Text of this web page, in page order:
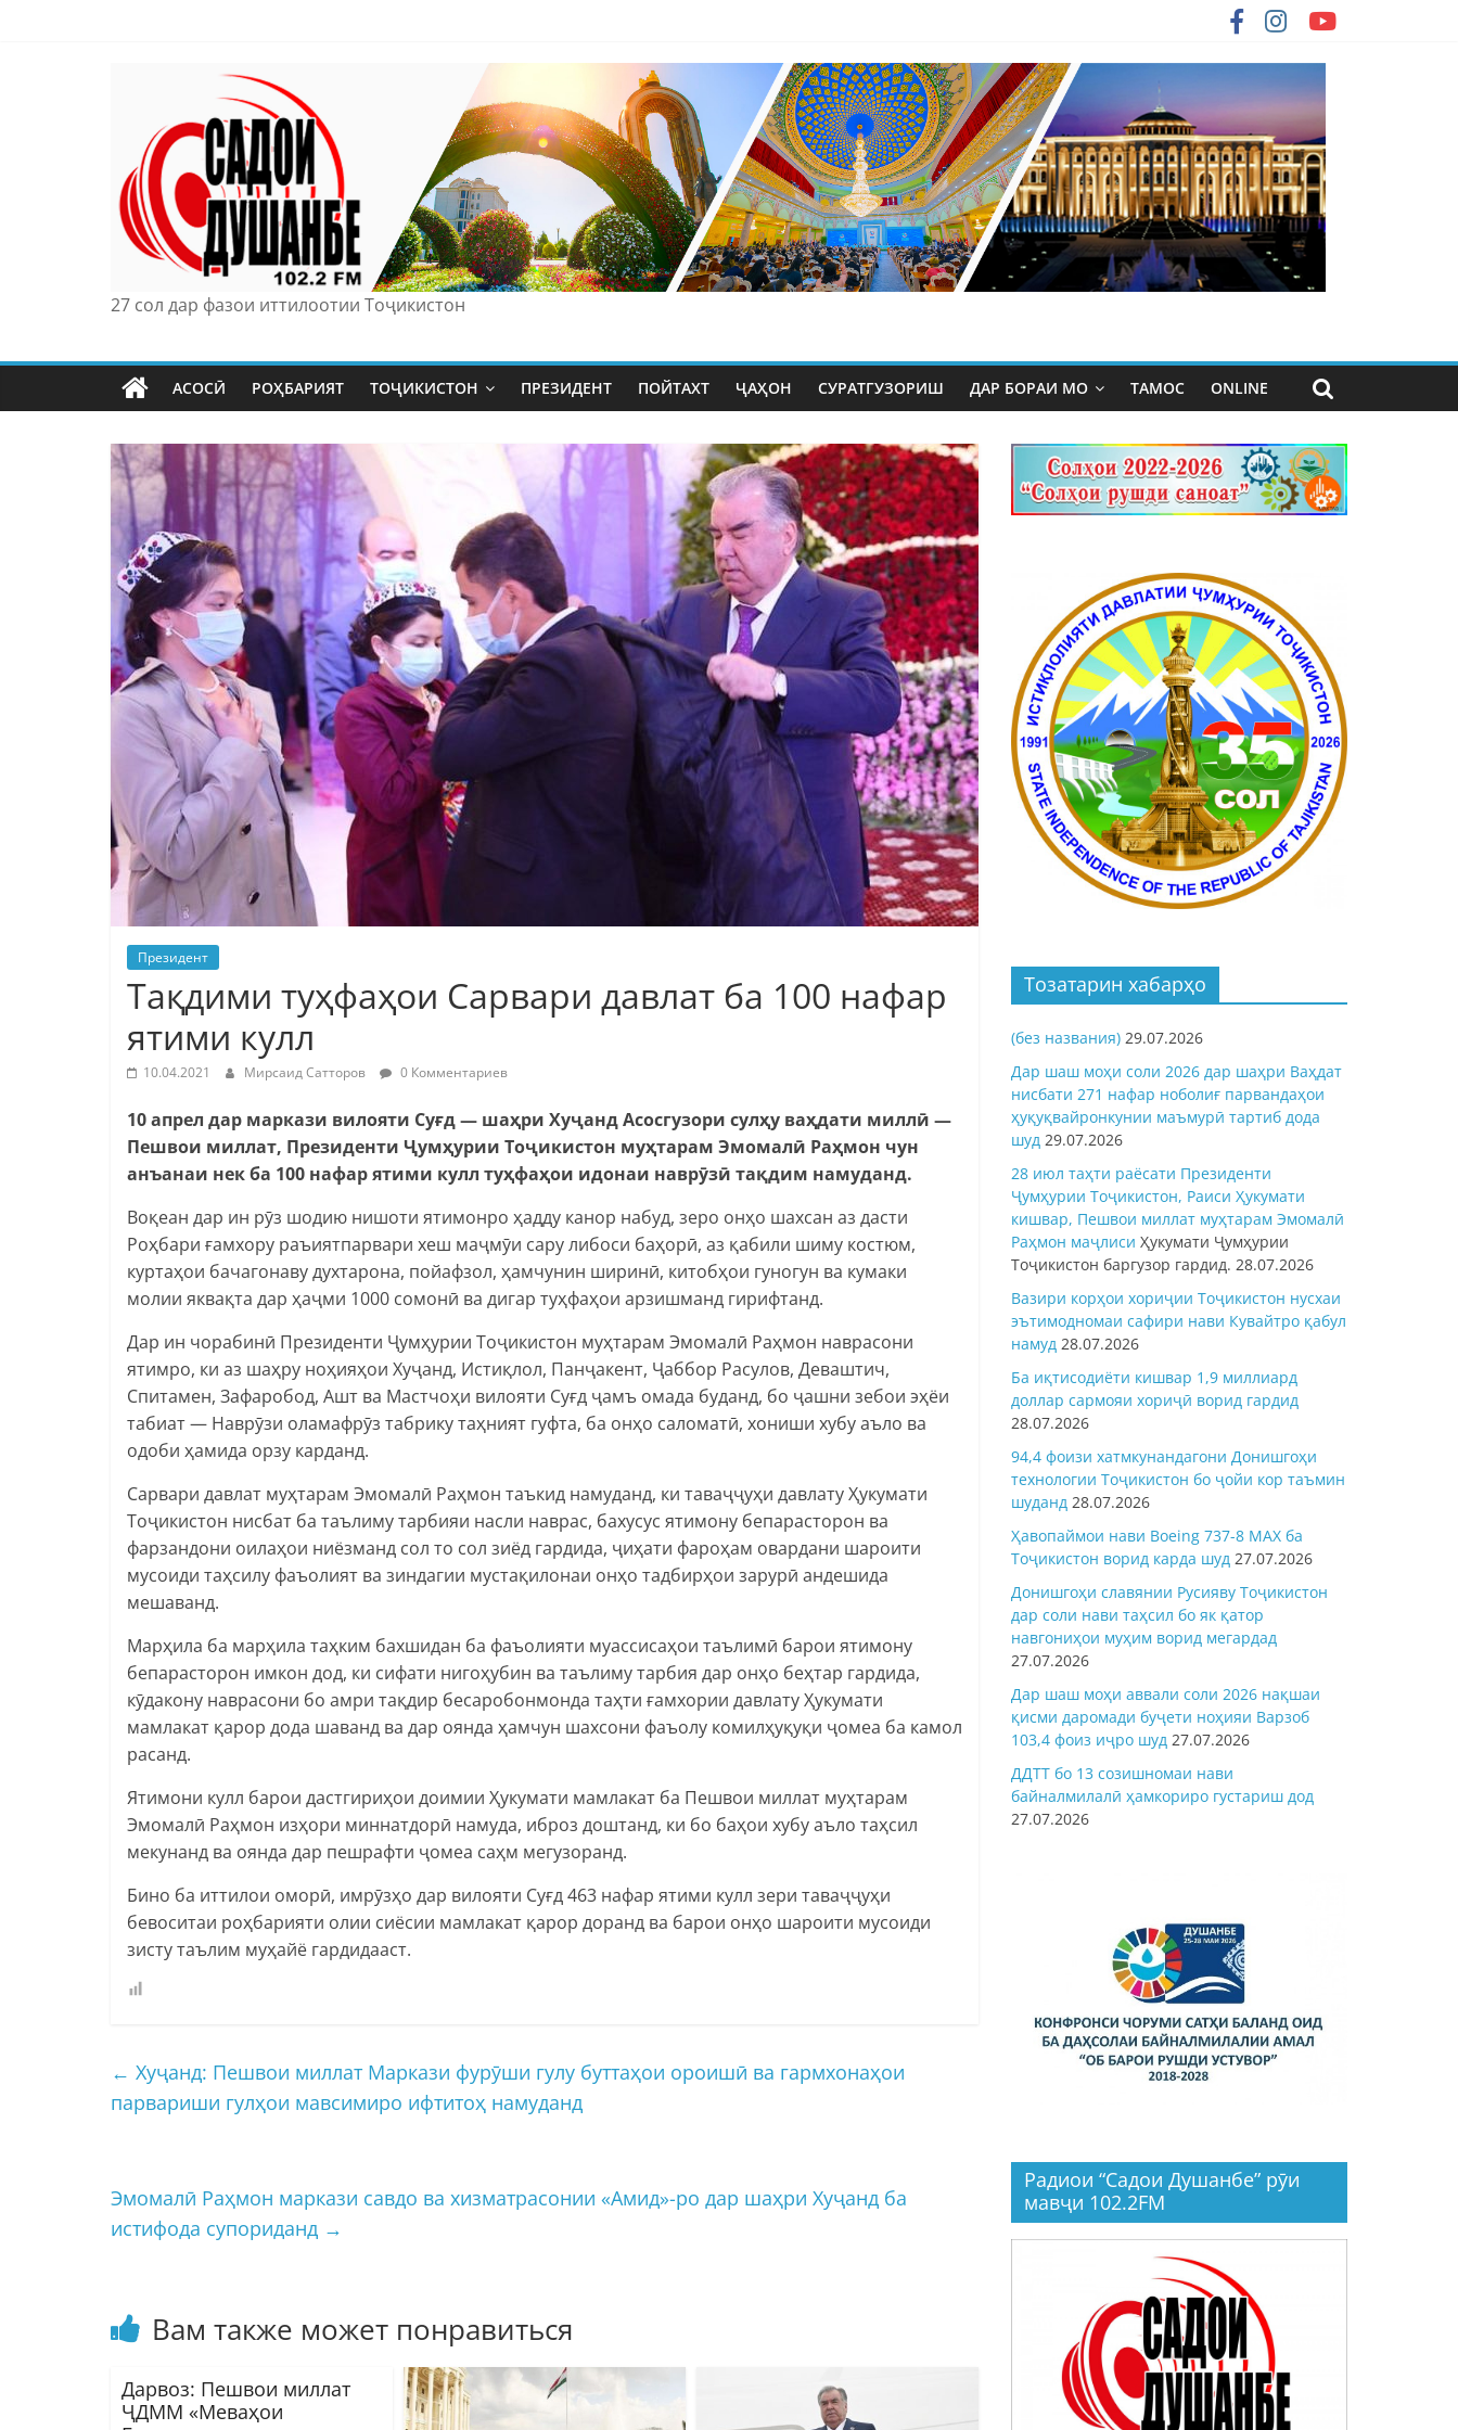
27 сол дар фазои иттилоотии Тоҷикистон
АСОСӢ РОҲБАРИЯТ ТОҶИКИСТОН ПРЕЗИДЕНТ ПОЙТАХТ ҶАҲОН СУРАТГУЗОРИШ ДАР БОРАИ МО ТАМОС ONLINE
Президент
Тақдими туҳфаҳои Сарвари давлат ба 100 нафар
ятими кулл
10.04.2021 Мирсаид Сатторов 0 Комментариев
10 апрел дар маркази вилояти Суғд — шаҳри Хуҷанд Асосгузори сулҳу ваҳдати миллӣ —
Пешвои миллат, Президенти Ҷумҳурии Тоҷикистон муҳтарам Эмомалӣ Раҳмон чун
анъанаи нек ба 100 нафар ятими кулл туҳфаҳои идонаи наврӯзӣ тақдим намуданд.
Воқеан дар ин рӯз шодию нишоти ятимонро ҳадду канор набуд, зеро онҳо шахсан аз дасти
Роҳбари ғамхору раъиятпарвари хеш маҷмӯи сару либоси баҳорӣ, аз қабили шиму костюм,
куртаҳои бачагонаву духтарона, пойафзол, ҳамчунин ширинӣ, китобҳои гуногун ва кумаки
молии яквақта дар ҳаҷми 1000 сомонӣ ва дигар туҳфаҳои арзишманд гирифтанд.
Дар ин чорабинӣ Президенти Ҷумҳурии Тоҷикистон муҳтарам Эмомалӣ Раҳмон наврасони
ятимро, ки аз шаҳру ноҳияҳои Хуҷанд, Истиқлол, Панҷакент, Ҷаббор Расулов, Деваштич,
Спитамен, Зафаробод, Ашт ва Мастчоҳи вилояти Суғд ҷамъ омада буданд, бо ҷашни зебои эҳёи
табиат — Наврӯзи оламафрӯз табрику таҳният гуфта, ба онҳо саломатӣ, хониши хубу аъло ва
одоби ҳамида орзу карданд.
Сарвари давлат муҳтарам Эмомалӣ Раҳмон таъкид намуданд, ки таваҷҷуҳи давлату Ҳукумати
Тоҷикистон нисбат ба таълиму тарбияи насли наврас, бахусус ятимону бепарасторон ва
фарзандони оилаҳои ниёзманд сол то сол зиёд гардида, ҷиҳати фароҳам овардани шароити
мусоиди таҳсилу фаъолият ва зиндагии мустақилонаи онҳо тадбирҳои зарурӣ андешида
мешаванд.
Марҳила ба марҳила таҳким бахшидан ба фаъолияти муассисаҳои таълимӣ барои ятимону
бепарасторон имкон дод, ки сифати нигоҳубин ва таълиму тарбия дар онҳо беҳтар гардида,
кӯдакону наврасони бо амри тақдир бесаробонмонда таҳти ғамхории давлату Ҳукумати
мамлакат қарор дода шаванд ва дар оянда ҳамчун шахсони фаъолу комилҳуқуқи ҷомеа ба камол
расанд.
Ятимони кулл барои дастгириҳои доимии Ҳукумати мамлакат ба Пешвои миллат муҳтарам
Эмомалӣ Раҳмон изҳори миннатдорӣ намуда, иброз доштанд, ки бо баҳои хубу аъло таҳсил
мекунанд ва оянда дар пешрафти ҷомеа саҳм мегузоранд.
Бино ба иттилои оморӣ, имрӯзҳо дар вилояти Суғд 463 нафар ятими кулл зери таваҷҷуҳи
бевоситаи роҳбарияти олии сиёсии мамлакат қарор доранд ва барои онҳо шароити мусоиди
зисту таълим муҳайё гардидааст.
← Хуҷанд: Пешвои миллат Маркази фурӯши гулу буттаҳои ороишӣ ва гармхонаҳои
парвариши гулҳои мавсимиро ифтитоҳ намуданд
Эмомалӣ Раҳмон маркази савдо ва хизматрасонии «Амид»-ро дар шаҳри Хуҷанд ба
истифода супориданд →
Вам также может понравиться
Дарвоз: Пешвои миллат
ҶДММ «Меваҳои
Тозатарин хабарҳо
(без названия) 29.07.2026
Дар шаш моҳи соли 2026 дар шаҳри Ваҳдат
нисбати 271 нафар ноболиғ парвандаҳои
ҳуқуқвайронкунии маъмурӣ тартиб дода
шуд 29.07.2026
28 июл таҳти раёсати Президенти
Ҷумҳурии Тоҷикистон, Раиси Ҳукумати
кишвар, Пешвои миллат муҳтарам Эмомалӣ
Раҳмон маҷлиси Ҳукумати Ҷумҳурии
Тоҷикистон баргузор гардид. 28.07.2026
Вазири корҳои хориҷии Тоҷикистон нусхаи
эътимодномаи сафири нави Кувайтро қабул
намуд 28.07.2026
Ба иқтисодиёти кишвар 1,9 миллиард
доллар сармояи хориҷӣ ворид гардид
28.07.2026
94,4 фоизи хатмкунандагони Донишгоҳи
технологии Тоҷикистон бо ҷойи кор таъмин
шуданд 28.07.2026
Ҳавопаймои нави Boeing 737-8 MAX ба
Тоҷикистон ворид карда шуд 27.07.2026
Донишгоҳи славянии Русияву Тоҷикистон
дар соли нави таҳсил бо як қатор
навгониҳои муҳим ворид мегардад
27.07.2026
Дар шаш моҳи аввали соли 2026 нақшаи
қисми даромади буҷети ноҳияи Варзоб
103,4 фоиз иҷро шуд 27.07.2026
ДДТТ бо 13 созишномаи нави
байналмилалӣ ҳамкориро густариш дод
27.07.2026
Радиои “Садои Душанбе” рӯи
мавҷи 102.2FM